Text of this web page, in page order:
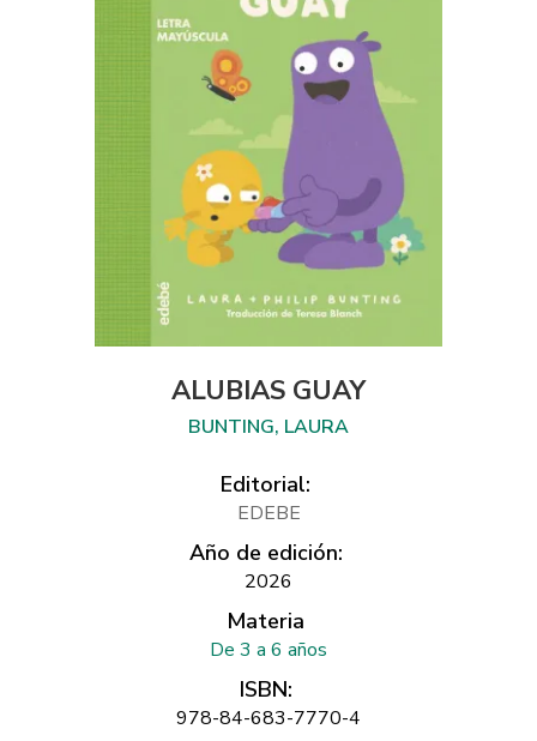
ALUBIAS GUAY
BUNTING, LAURA
Editorial:
EDEBE
Año de edición:
2026
Materia
De 3 a 6 años
ISBN:
978-84-683-7770-4